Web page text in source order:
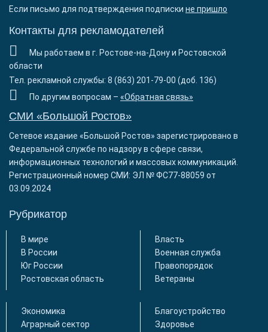
Если письмо для подтверждения подписки не пришло
Контакты для рекламодателей
Мы работаем в г. Ростове-на-Дону и Ростовской
области
Тел. рекламной службы: 8 (863) 201-79-00 (доб. 136)
По другим вопросам – «Обратная связь»
СМИ «Большой Ростов»
Сетевое издание «Большой Ростов» зарегистрировано в
Федеральной службе по надзору в сфере связи,
информационных технологий и массовых коммуникаций.
Регистрационный номер СМИ: ЭЛ № ФС77-88059 от
03.09.2024
Рубрикатор
В мире
В России
Юг России
Ростовская область
Власть
Военная служба
Правопорядок
Ветераны
Экономика
Аграрный сектор
Благоустройство
Здоровье